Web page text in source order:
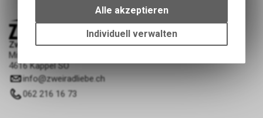
Zweiradliebe GmbH
Mittelgäustrasse 53
4616 Kappel SO
info@zweiradliebe.ch
062 216 16 73
bestimmte Interaktionen und
Einstellungen auf Ihrem Gerät,
um die grundlegenden
Funktionen unseres Online-
ermöglichen. Bitte beachten Sie,
Alle akzeptieren
Individuell verwalten